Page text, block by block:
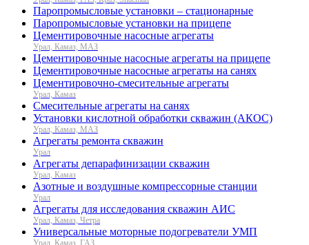
Паропромысловые установки – стационарные
Паропромысловые установки на прицепе
Цементировочные насосные агрегаты
Урал, Камаз, МАЗ
Цементировочные насосные агрегаты на прицепе
Цементировочные насосные агрегаты на санях
Цементировочно-смесительные агрегаты
Урал, Камаз
Смесительные агрегаты на санях
Установки кислотной обработки скважин (АКОС)
Урал, Камаз, МАЗ
Агрегаты ремонта скважин
Урал
Агрегаты депарафинизации скважин
Урал, Камаз
Азотные и воздушные компрессорные станции
Урал
Агрегаты для исследования скважин АИС
Урал, Камаз, Четра
Универсальные моторные подогреватели УМП
Урал, Камаз, ГАЗ